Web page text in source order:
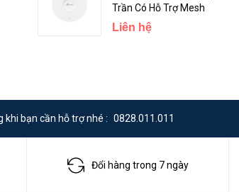
82, IPV4/IPV6 static routing RIP/ RIPng,
Trần Có Hỗ Trợ Mesh
Liên hệ
khi bạn cần hỗ trợ nhé : 0828.011.011
Đổi hàng trong 7 ngày